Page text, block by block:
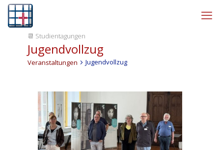
📆 Studientagungen
Jugendvollzug
Veranstaltungen
Jugendvollzug
Navigation
Veranstaltungen
Photo
View